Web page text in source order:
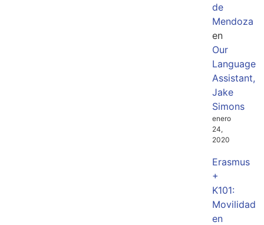
de
Mendoza
en
Our
Language
Assistant,
Jake
Simons
enero
24,
2020
Erasmus
+
K101:
Movilidad
en